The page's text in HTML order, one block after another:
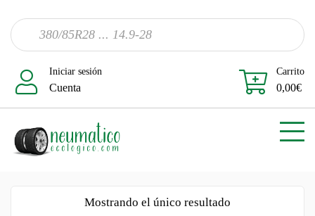
Iniciar sesión
Cuenta
Carrito
0,00€
Mostrando el único resultado